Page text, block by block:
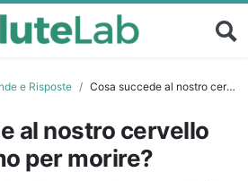
e Risposte Cosa succede al nostro cervello quando stiamo per morire?
al nostro cervello
per morire?